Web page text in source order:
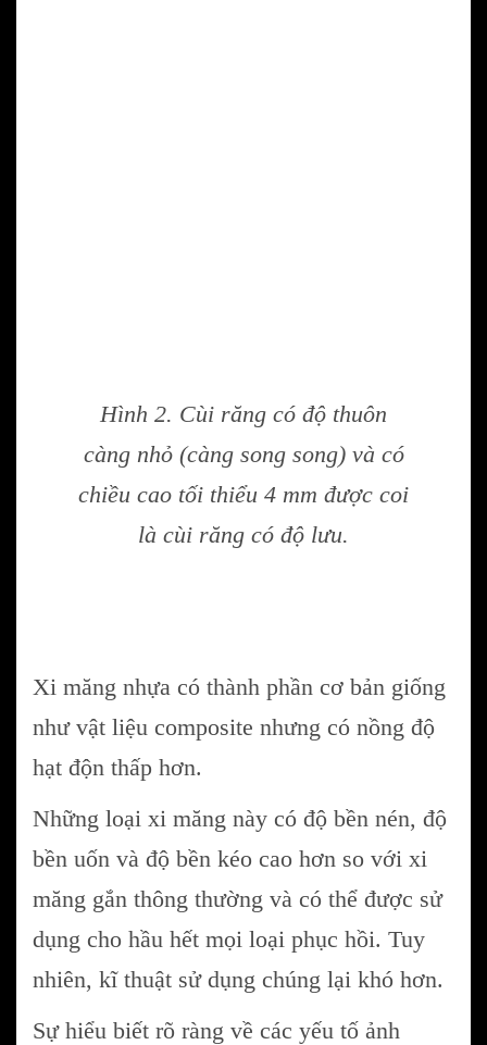
Hình 2. Cùi răng có độ thuôn
càng nhỏ (càng song song) và có
chiều cao tối thiểu 4 mm được coi
là cùi răng có độ lưu.
Xi măng nhựa có thành phần cơ bản giống
như vật liệu composite nhưng có nồng độ
hạt độn thấp hơn.
Những loại xi măng này có độ bền nén, độ
bền uốn và độ bền kéo cao hơn so với xi
măng gắn thông thường và có thể được sử
dụng cho hầu hết mọi loại phục hồi. Tuy
nhiên, kĩ thuật sử dụng chúng lại khó hơn.
Sự hiểu biết rõ ràng về các yếu tố ảnh